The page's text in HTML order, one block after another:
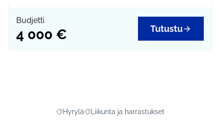
Budjetti
4 000 € Tutustu
Rajaa tulokset aihepiirin mukaan: Hyrylä
HyryläRajaa tulokset teeman mukaan: Liikunta
Liikunta ja harrastukset